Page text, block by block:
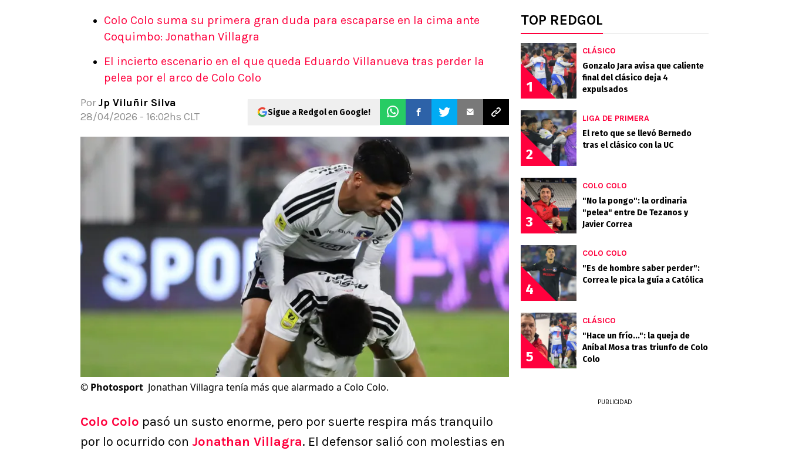
Apuestas Mundial 2026
Colo Colo suma su primera gran duda para escaparse en la cima ante
Coquimbo: Jonathan Villagra
El incierto escenario en el que queda Eduardo Villanueva tras perder la
pelea por el arco de Colo Colo
Por Jp Viluñir Silva
28/04/2026 - 16:02hs CLT
Sigue a Redgol en Google!
© Photosport Jonathan Villagra tenía más que alarmado a Colo Colo.
Colo Colo pasó un susto enorme, pero por suerte respira más tranquilo
por lo ocurrido con Jonathan Villagra. El defensor salió con molestias en
TOP REDGOL
1
CLÁSICO
Gonzalo Jara avisa que caliente
final del clásico deja 4
expulsados
2
LIGA DE PRIMERA
El reto que se llevó Bernedo
tras el clásico con la UC
3
COLO COLO
"No la pongo": la ordinaria
"pelea" entre De Tezanos y
Javier Correa
4
COLO COLO
"Es de hombre saber perder":
Correa le pica la guía a Católica
5
CLÁSICO
"Hace un frío...": la queja de
Aníbal Mosa tras triunfo de Colo
Colo
PUBLICIDAD